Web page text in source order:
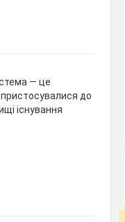
— це
пристосувалися до
існування